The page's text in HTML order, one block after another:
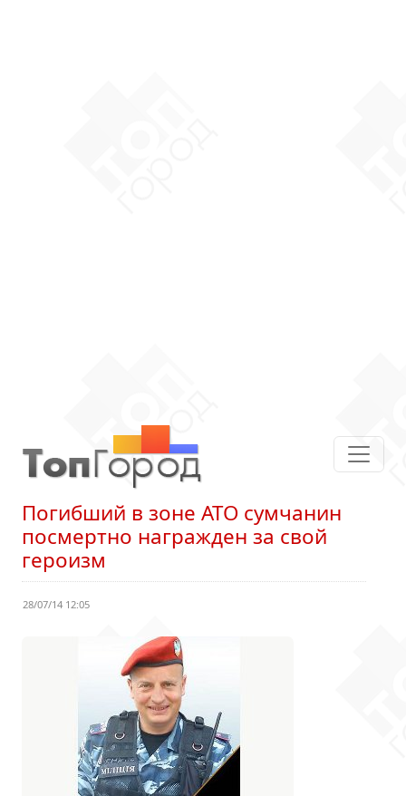
Погибший в зоне АТО сумчанин
посмертно награжден за свой
героизм
28/07/14 12:05